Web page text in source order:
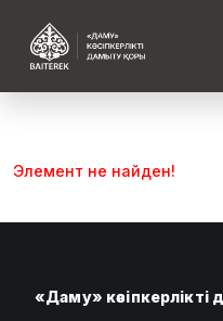
Элемент не найден!
«Даму»